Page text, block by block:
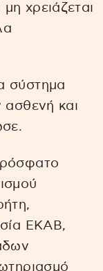
χρειάζεται
σύστημα
ασθενή και
ΕΚΑΒ,